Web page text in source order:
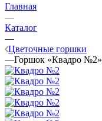
Главная
—
Каталог
—
Цветочные горшки
—Горшок «Квадро №2»